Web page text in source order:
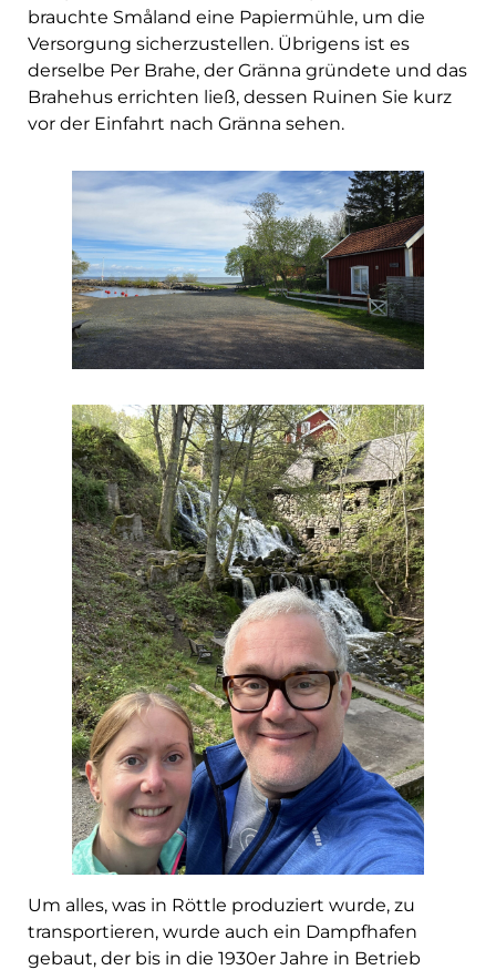
brauchte Småland eine Papiermühle, um die
Versorgung sicherzustellen. Übrigens ist es
derselbe Per Brahe, der Gränna gründete und das
Brahehus errichten ließ, dessen Ruinen Sie kurz
vor der Einfahrt nach Gränna sehen.
Um alles, was in Röttle produziert wurde, zu
transportieren, wurde auch ein Dampfhafen
gebaut, der bis in die 1930er Jahre in Betrieb